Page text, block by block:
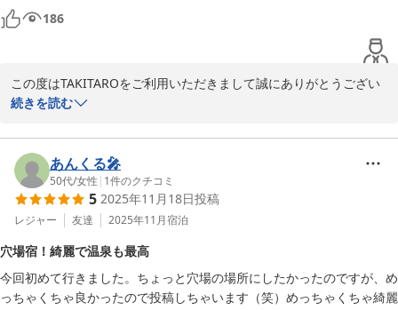
こちらに宿泊できてよかったです。
素敵な時間をありがとうございました。
186
この度はTAKITAROをご利用いただきまして誠にありがとうござい
ました。心地よく過ごすことができたとのことで、こちらも嬉しい
お客様の別荘感覚でご利用いただけたら幸いです。またのご宿泊心
より歓迎申し上げます。
カナディアンログコテージＴＡＫＩＴＡＲＯ
2026-05-08
続きを読む
あんくる🎤
50代/女性 | 1件のクチコミ
5 2025年11月18日投稿
レジャー 友達 2025年11月宿泊
穴場宿！綺麗で温泉も最高
今回初めて行きました。ちょっと穴場の場所にしたかったのですが、め
っちゃくちゃ良かったので投稿しちゃいます（笑）めっちゃくちゃ綺麗